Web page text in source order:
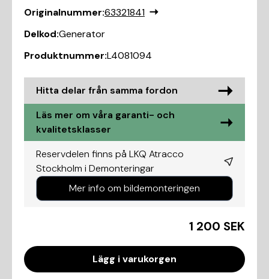
Originalnummer:63321841
Delkod:Generator
Produktnummer:L4081094
Hitta delar från samma fordon
Läs mer om våra garanti- och
kvalitetsklasser
Reservdelen finns på LKQ Atracco
Stockholm i Demonteringar
Mer info om bildemonteringen
1 200 SEK
Lägg i varukorgen